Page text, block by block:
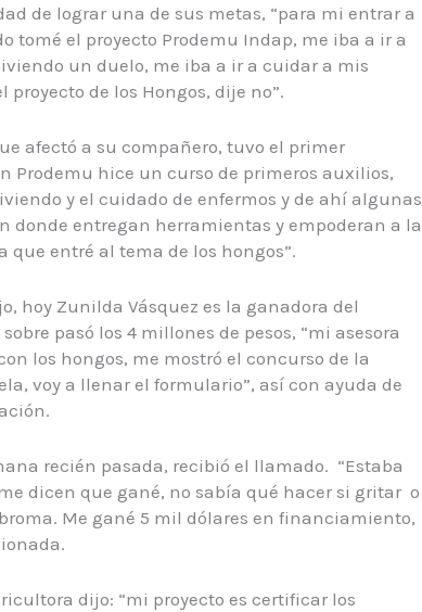
de lograr una de sus metas, “para mi entrar a
tomé el proyecto Prodemu Indap, me iba a ir a
un duelo, me iba a ir a cuidar a mis
de los Hongos, dije no”.
afectó a su compañero, tuvo el primer
Prodemu hice un curso de primeros auxilios,
y el cuidado de enfermos y de ahí algunas
donde entregan herramientas y empoderan a la
entré al tema de los hongos”.
hoy Zunilda Vásquez es la ganadora del
pasó los 4 millones de pesos, “mi asesora
los hongos, me mostró el concurso de la
voy a llenar el formulario”, así con ayuda de
recién pasada, recibió el llamado. “Estaba
dicen que gané, no sabía qué hacer si gritar o
Me gané 5 mil dólares en financiamiento,
dijo: “mi proyecto es certificar los